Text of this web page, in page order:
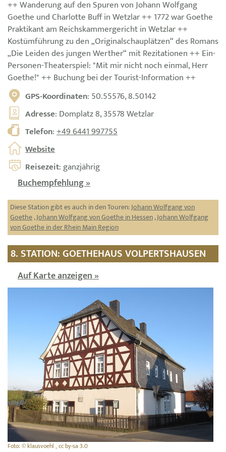
++ Wanderung auf den Spuren von Johann Wolfgang
Goethe und Charlotte Buff in Wetzlar ++ 1772 war Goethe
Praktikant am Reichskammergericht in Wetzlar ++
Kostümführung zu den „Originalschauplätzen“ des Romans
„Die Leiden des jungen Werther“ mit Rezitationen ++ Ein-
Personen-Theaterspiel: "Mit mir nicht noch einmal, Herr
Goethe!" ++ Buchung bei der Tourist-Information ++
GPS-Koordinaten: 50.55576, 8.50142
Adresse: Domplatz 8, 35578 Wetzlar
Telefon:+49 6441 997755
Website
Reisezeit: ganzjährig
Buchempfehlung »
Diese Station gibt es auch in den Touren:Johann Wolfgang von
Goethe,Johann Wolfgang von Goethe in Hessen,Johann Wolfgang
von Goethe in der Rhein Main Region
8. STATION: GOETHEHAUS VOLPERTSHAUSEN
Auf Karte anzeigen »
Foto: © klausvoehl , cc by-sa 3.0